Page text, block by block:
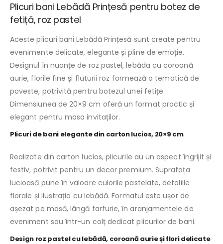
Plicuri bani Lebădă Prințesă pentru botez de
fetiță, roz pastel
Aceste plicuri bani Lebădă Prințesă sunt create pentru
evenimente delicate, elegante și pline de emoție.
Designul în nuanțe de roz pastel, lebăda cu coroană
aurie, florile fine și fluturii roz formează o tematică de
poveste, potrivită pentru botezul unei fetițe.
Dimensiunea de 20×9 cm oferă un format practic și
elegant pentru masa invitaților.
Plicuri de bani elegante din carton lucios, 20×9 cm
Realizate din carton lucios, plicurile au un aspect îngrijit și
festiv, potrivit pentru un decor premium. Suprafața
lucioasă pune în valoare culorile pastelate, detaliile
florale și ilustrația cu lebădă. Formatul este ușor de
așezat pe masă, lângă farfurie, în aranjamentele de
eveniment sau într-un colț dedicat plicurilor de bani.
Design roz pastel cu lebădă, coroană aurie și flori delicate